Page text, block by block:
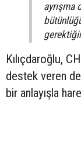
ayrışma
Kılıçdaroğlu,
destek veren
bir anlayışla